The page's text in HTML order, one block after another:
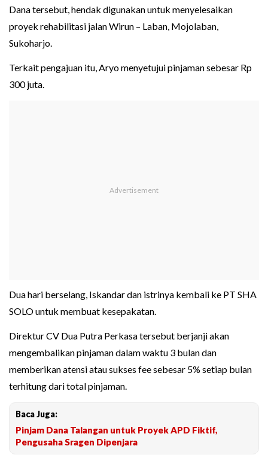
Dana tersebut, hendak digunakan untuk menyelesaikan
proyek rehabilitasi jalan Wirun – Laban, Mojolaban,
Sukoharjo.
Terkait pengajuan itu, Aryo menyetujui pinjaman sebesar Rp
300 juta.
Dua hari berselang, Iskandar dan istrinya kembali ke PT SHA
SOLO untuk membuat kesepakatan.
Direktur CV Dua Putra Perkasa tersebut berjanji akan
mengembalikan pinjaman dalam waktu 3 bulan dan
memberikan atensi atau sukses fee sebesar 5% setiap bulan
terhitung dari total pinjaman.
Baca Juga:
Pinjam Dana Talangan untuk Proyek APD Fiktif,
Pengusaha Sragen Dipenjara